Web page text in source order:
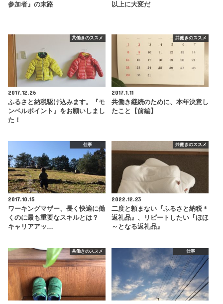
参加者』の末路
以上に大変だ
共働きのススメ
2017.12.26
ふるさと納税駆け込みます。『モ
ンベルポイント』をお願いしまし
た！
共働きのススメ
2017.1.11
共働き継続のために、本年決意し
たこと【前編】
仕事
2017.10.15
ワーキングマザー、長く快適に働
くのに最も重要なスキルとは？
キャリアアッ…
共働きのススメ
2022.12.23
二度と頼まない『ふるさと納税＊
返礼品』、リピートしたい『ほほ
～となる返礼品』
共働きのススメ 仕事